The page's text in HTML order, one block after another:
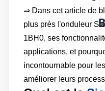
⇒ Dans cet article de
plus près l'onduleur
1BH0, ses
applications, et
incontournable pour
améliorer leurs